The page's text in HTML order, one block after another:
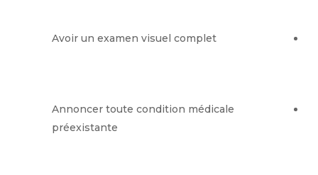
Avoir un examen visuel complet
Annoncer toute condition médicale
préexistante